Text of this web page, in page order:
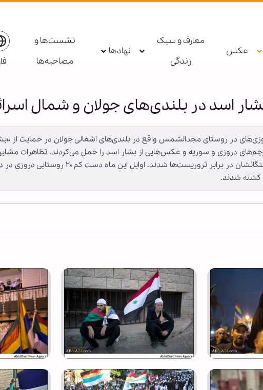
عکس
معارف و سبک
زندگی
نهادها
نشست‌ها و
مصاحبه‌ها
اسد در بلندی‌های جولان و شمال
در روستای مجدالشمس واقع در بلندی‌های اشغالی جولان در حمایت از
دروزی و سوریه و عکس‌هایی از بشار اسد را حمل می‌کردند. تظاهرات
الکرمل در شمال اسرائیل برگزار شد دروزی‌ها خواستار حمایت از بستگانشان در برابر تروریست‌ها
کشته شدند.